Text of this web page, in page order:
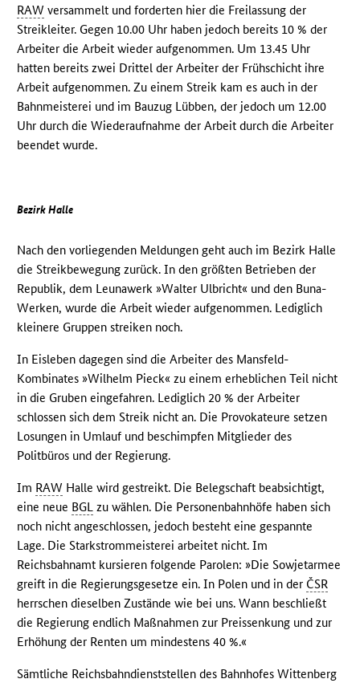
RAW versammelt und forderten hier die Freilassung der
Streikleiter. Gegen 10.00 Uhr haben jedoch bereits 10 % der
Arbeiter die Arbeit wieder aufgenommen. Um 13.45 Uhr
hatten bereits zwei Drittel der Arbeiter der Frühschicht ihre
Arbeit aufgenommen. Zu einem Streik kam es auch in der
Bahnmeisterei und im Bauzug Lübben, der jedoch um 12.00
Uhr durch die Wiederaufnahme der Arbeit durch die Arbeiter
beendet wurde.
Bezirk Halle
Nach den vorliegenden Meldungen geht auch im Bezirk Halle
die Streikbewegung zurück. In den größten Betrieben der
Republik, dem Leunawerk »Walter Ulbricht« und den Buna-
Werken, wurde die Arbeit wieder aufgenommen. Lediglich
kleinere Gruppen streiken noch.
In Eisleben dagegen sind die Arbeiter des Mansfeld-
Kombinates »Wilhelm Pieck« zu einem erheblichen Teil nicht
in die Gruben eingefahren. Lediglich 20 % der Arbeiter
schlossen sich dem Streik nicht an. Die Provokateure setzen
Losungen in Umlauf und beschimpfen Mitglieder des
Politbüros und der Regierung.
Im RAW Halle wird gestreikt. Die Belegschaft beabsichtigt,
eine neue BGL zu wählen. Die Personenbahnhöfe haben sich
noch nicht angeschlossen, jedoch besteht eine gespannte
Lage. Die Starkstrommeisterei arbeitet nicht. Im
Reichsbahnamt kursieren folgende Parolen: »Die Sowjetarmee
greift in die Regierungsgesetze ein. In Polen und in der ČSR
herrschen dieselben Zustände wie bei uns. Wann beschließt
die Regierung endlich Maßnahmen zur Preissenkung und zur
Erhöhung der Renten um mindestens 40 %.«
Sämtliche Reichsbahndienststellen des Bahnhofes Wittenberg